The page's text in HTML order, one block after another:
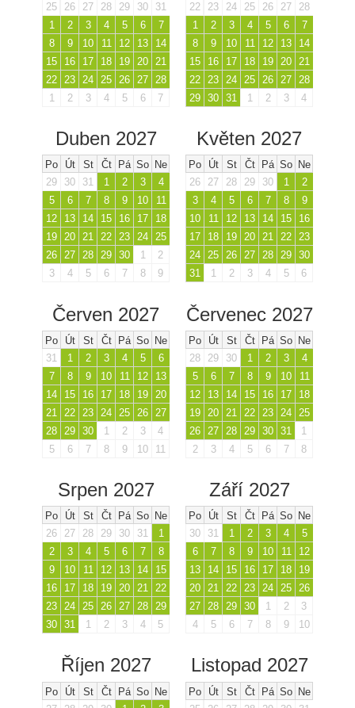
25
26 27 28 29 30
31
1
2 3 4 5 6
7
8
9 10 11 12 13
14
15
16 17 18 19 20 21
22 23 24 25 26 27 28
1
2 3 4 5 6 7
22
23 24 25 26 27
28
1
2 3 4 5 6
7
8
9 10 11 12 13
14
15
16 17 18 19 20 21
22 23 24 25 26 27 28
29 30 31 1 2 3 4
Duben 2027
Po Út St Čt Pá So Ne
29
30 31 1 2 3
4
5
6 7 8 9 10
11
12
13 14 15 16 17
18
19 20 21 22 23 24 25
26 27 28 29 30 1
2
3
4 5 6 7 8 9
Květen 2027
Po Út St Čt Pá So Ne
26
27 28 29 30 1
2
3
4 5 6 7 8
9
10
11 12 13 14 15
16
17
18 19 20 21 22 23
24 25 26 27 28 29 30
31
1 2 3 4 5 6
Červen 2027
Po Út St Čt Pá So Ne
31
1 2 3 4 5
6
7
8 9 10 11 12
13
14
15 16 17 18 19
20
21
22 23 24 25 26
27
28
29 30 1 2 3
4
5
6 7 8 9 10 11
Červenec 2027
Po Út St Čt Pá So Ne
28
29 30 1 2 3
4
5
6 7 8 9 10
11
12
13 14 15 16 17
18
19
20 21 22 23 24
25
26
27 28 29 30 31
1
2
3 4 5 6 7 8
Srpen 2027
Po Út St Čt Pá So Ne
26
27 28 29 30 31
1
2
3 4 5 6 7
8
9
10 11 12 13 14
15
16
17 18 19 20 21 22
23 24 25 26 27 28 29
30 31 1 2 3 4 5
Září 2027
Po Út St Čt Pá So Ne
30
31 1 2 3 4
5
6
7 8 9 10 11
12
13
14 15 16 17 18
19
20 21 22 23 24 25 26
27 28 29 30 1 2
3
4
5 6 7 8 9 10
Říjen 2027
Po Út St Čt Pá So Ne
Listopad 2027
Po Út St Čt Pá So Ne